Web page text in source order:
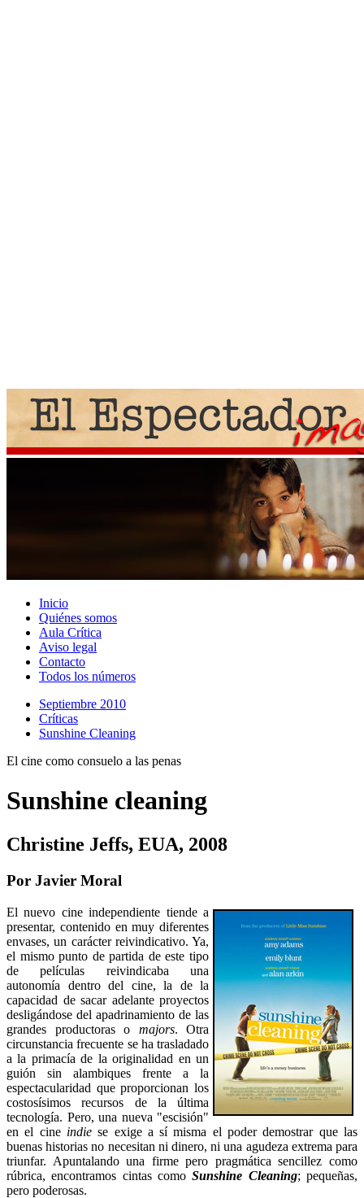
Inicio
Quiénes somos
Aula Crítica
Aviso legal
Contacto
Todos los números
Septiembre 2010
Crí­ticas
Sunshine Cleaning
El cine como consuelo a las penas
Sunshine cleaning
Christine Jeffs, EUA, 2008
Por Javier Moral
El nuevo cine independiente tiende a
presentar, contenido en muy diferentes
envases, un carácter reivindicativo. Ya,
el mismo punto de partida de este tipo
de películas reivindicaba una
autonomía dentro del cine, la de la
capacidad de sacar adelante proyectos
desligándose del apadrinamiento de las
grandes productoras o majors. Otra
circunstancia frecuente se ha trasladado
a la primacía de la originalidad en un
guión sin alambiques frente a la
espectacularidad que proporcionan los
costosísimos recursos de la última
tecnología. Pero, una nueva "escisión"
en el cine indiese exige a sí misma el poder demostrar que las
buenas historias no necesitan ni dinero, ni una agudeza extrema para
triunfar. Apuntalando una firme pero pragmática sencillez como
rúbrica, encontramos cintas comoSunshine Cleaning; pequeñas,
pero poderosas.